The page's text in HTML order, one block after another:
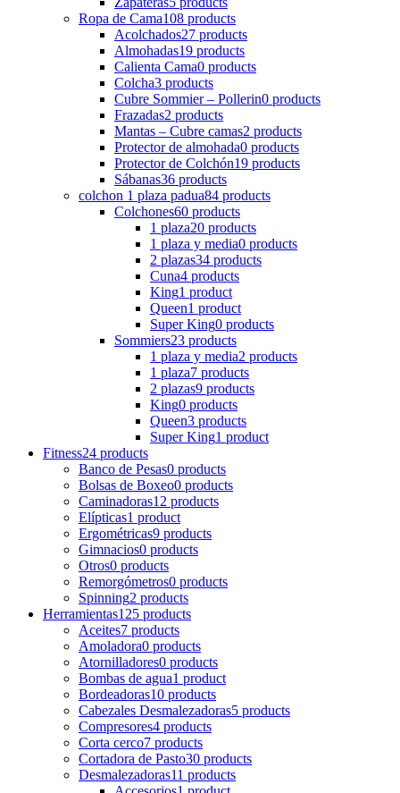
Ropa de Cama108 products
Acolchados27 products
Almohadas19 products
Calienta Cama0 products
Colcha3 products
Cubre Sommier – Pollerin0 products
Frazadas2 products
Mantas – Cubre camas2 products
Protector de almohada0 products
Protector de Colchón19 products
Sábanas36 products
colchon 1 plaza padua84 products
Colchones60 products
1 plaza20 products
1 plaza y media0 products
2 plazas34 products
Cuna4 products
King1 product
Queen1 product
Super King0 products
Sommiers23 products
1 plaza y media2 products
1 plaza7 products
2 plazas9 products
King0 products
Queen3 products
Super King1 product
Fitness24 products
Banco de Pesas0 products
Bolsas de Boxeo0 products
Caminadoras12 products
Elípticas1 product
Ergométricas9 products
Gimnacios0 products
Otros0 products
Remorgómetros0 products
Spinning2 products
Herramientas125 products
Aceites7 products
Amoladora0 products
Atornilladores0 products
Bombas de agua1 product
Bordeadoras10 products
Cabezales Desmalezadoras5 products
Compresores4 products
Corta cerco7 products
Cortadora de Pasto30 products
Desmalezadoras11 products